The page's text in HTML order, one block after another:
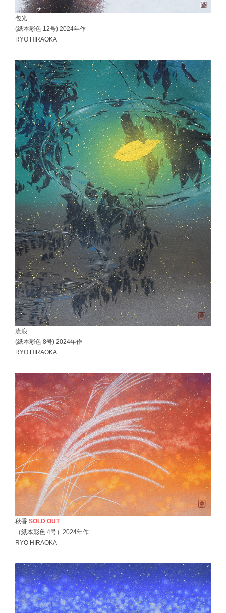
包光
(紙本彩色 12号) 2024年作
RYO HIRAOKA
流浪
(紙本彩色 8号) 2024年作
RYO HIRAOKA
秋香 SOLD OUT
（紙本彩色 4号）2024年作
RYO HIRAOKA